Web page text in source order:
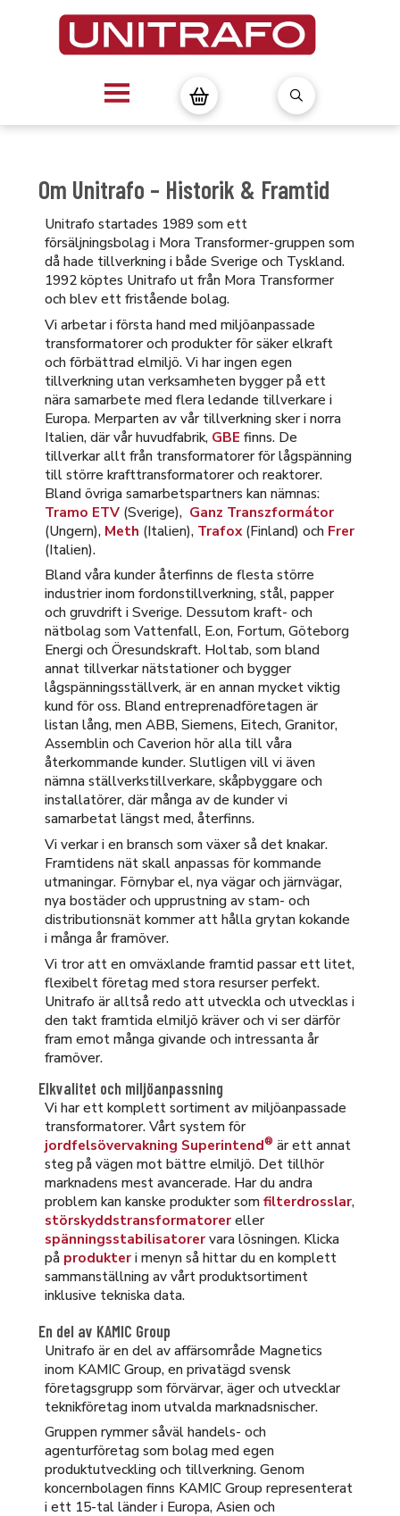
Om Unitrafo – Historik & Framtid
Unitrafo startades 1989 som ett
försäljningsbolag i Mora Transformer-gruppen som
då hade tillverkning i både Sverige och Tyskland.
1992 köptes Unitrafo ut från Mora Transformer
och blev ett fristående bolag.
Vi arbetar i första hand med miljöanpassade
transformatorer och produkter för säker elkraft
och förbättrad elmiljö. Vi har ingen egen
tillverkning utan verksamheten bygger på ett
nära samarbete med flera ledande tillverkare i
Europa. Merparten av vår tillverkning sker i norra
Italien, där vår huvudfabrik, GBE finns. De
tillverkar allt från transformatorer för lågspänning
till större krafttransformatorer och reaktorer.
Bland övriga samarbetspartners kan nämnas:
Tramo ETV (Sverige), Ganz Transzformátor
(Ungern), Meth (Italien), Trafox(Finland) och Frer
(Italien).
Bland våra kunder återfinns de flesta större
industrier inom fordonstillverkning, stål, papper
och gruvdrift i Sverige. Dessutom kraft- och
nätbolag som Vattenfall, E.on, Fortum, Göteborg
Energi och Öresundskraft. Holtab, som bland
annat tillverkar nätstationer och bygger
lågspänningsställverk, är en annan mycket viktig
kund för oss. Bland entreprenadföretagen är
listan lång, men ABB, Siemens, Eitech, Granitor,
Assemblin och Caverion hör alla till våra
återkommande kunder. Slutligen vill vi även
nämna ställverkstillverkare, skåpbyggare och
installatörer, där många av de kunder vi
samarbetat längst med, återfinns.
Vi verkar i en bransch som växer så det knakar.
Framtidens nät skall anpassas för kommande
utmaningar. Förnybar el, nya vägar och järnvägar,
nya bostäder och upprustning av stam- och
distributionsnät kommer att hålla grytan kokande
i många år framöver.
Vi tror att en omväxlande framtid passar ett litet,
flexibelt företag med stora resurser perfekt.
Unitrafo är alltså redo att utveckla och utvecklas i
den takt framtida elmiljö kräver och vi ser därför
fram emot många givande och intressanta år
framöver.
Elkvalitet och miljöanpassning
Vi har ett komplett sortiment av miljöanpassade
transformatorer. Vårt system för
jordfelsövervakning Superintend® är ett annat
steg på vägen mot bättre elmiljö. Det tillhör
marknadens mest avancerade. Har du andra
problem kan kanske produkter somfilterdrosslar,
störskyddstransformatorer eller
spänningsstabilisatorer vara lösningen. Klicka
på produkteri menyn så hittar du en komplett
sammanställning av vårt produktsortiment
inklusive tekniska data.
En del av KAMIC Group
Unitrafo är en del av affärsområde Magnetics
inom KAMIC Group, en privatägd svensk
företagsgrupp som förvärvar, äger och utvecklar
teknikföretag inom utvalda marknadsnischer.
Gruppen rymmer såväl handels- och
agenturföretag som bolag med egen
produktutveckling och tillverkning. Genom
koncernbolagen finns KAMIC Group representerat
i ett 15-tal länder i Europa, Asien och